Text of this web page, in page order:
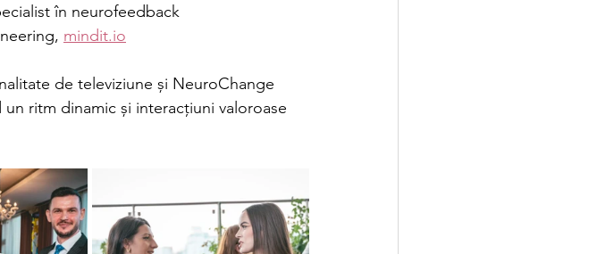
în neurofeedback
mindit.io
de televiziune și NeuroChange
ritm dinamic și interacțiuni valoroase